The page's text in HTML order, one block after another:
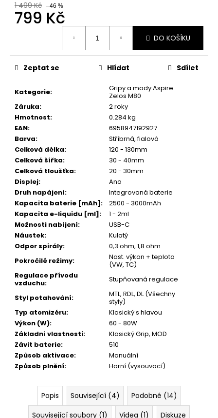
1 499 Kč –46 %
799 Kč
DO KOŠÍKU
Kategorie:
Gripy a mody Aspire
Zelos M80
Záruka:
2 roky
Hmotnost:
0.284 kg
EAN:
6958947192927
Barva: Stříbrná,fialová
Celková délka:
120 - 130mm
Celková šířka:
30 - 40mm
Celková tloušťka:
20 - 30mm
Displej:
Ano
Druh napájení:
Integrovaná baterie
Kapacita baterie [mAh]:
2500 - 3000mAh
Kapacita e-liquidu [ml]:
1 - 2ml
Možnosti nabíjení:
USB-C
Náustek:
Kulatý
Odpor spirály:
0,3 ohm, 1,8 ohm
Pokročilé režimy:
Nast. výkon + teplota
(VW, TC)
Regulace přívodu
vzduchu:
Stupňovaná regulace
Styl potahování:
MTL, RDL, DL (Všechny
styly)
Typ atomizéru:
Klasický s hlavou
Výkon (W):
60 - 80W
Základní vlastnosti:
Klasický Grip, MOD
Závit baterie:
510
Způsob aktivace:
Manuální
Způsob plnění: Horní (vysouvací)
Zeptat se Hlídat Sdílet
Popis Související (4)
Podobné (14)
Související soubory (1)
Videa (1)
Diskuze
u
e
m
JOYETECH
BF
SS316
ATOMIZER
0,6OHM
45
Kč